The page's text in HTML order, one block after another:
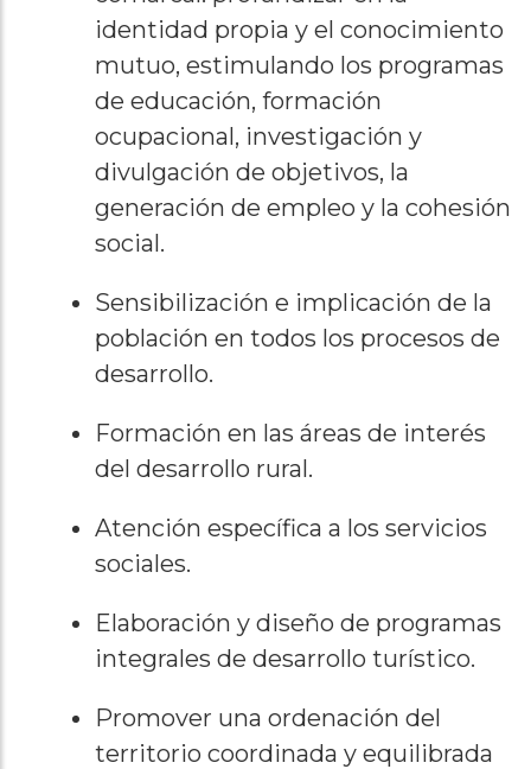
identidad propia y el conocimiento
mutuo, estimulando los programas
de educación, formación
ocupacional, investigación y
divulgación de objetivos, la
generación de empleo y la cohesión
social.
Sensibilización e implicación de la
población en todos los procesos de
desarrollo.
Formación en las áreas de interés
del desarrollo rural.
Atención específica a los servicios
sociales.
Elaboración y diseño de programas
integrales de desarrollo turístico.
Promover una ordenación del
territorio coordinada y equilibrada